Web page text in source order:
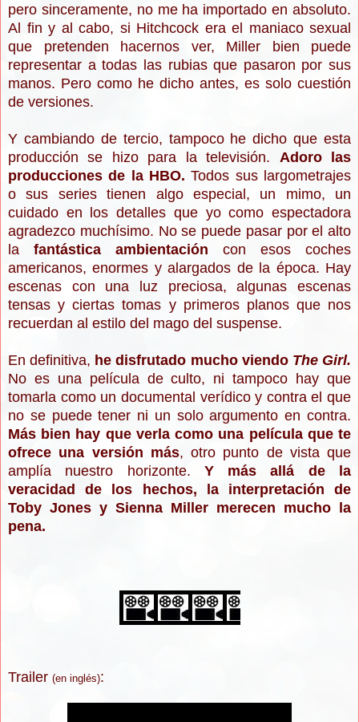
pero sinceramente, no me ha importado en absoluto.
Al fin y al cabo, si Hitchcock era el maniaco sexual
que pretenden hacernos ver, Miller bien puede
representar a todas las rubias que pasaron por sus
manos. Pero como he dicho antes, es solo cuestión
de versiones.
Y cambiando de tercio, tampoco he dicho que esta
producción se hizo para la televisión. Adoro las
producciones de la HBO.Todos sus largometrajes
o sus series tienen algo especial, un mimo, un
cuidado en los detalles que yo como espectadora
agradezco muchísimo. No se puede pasar por el alto
la fantástica ambientación con esos coches
americanos, enormes y alargados de la época. Hay
escenas con una luz preciosa, algunas escenas
tensas y ciertas tomas y primeros planos que nos
recuerdan al estilo del mago del suspense.
En definitiva, he disfrutado mucho viendo The Girl.
No es una película de culto, ni tampoco hay que
tomarla como un documental verídico y contra el que
no se puede tener ni un solo argumento en contra.
Más bien hay que verla como una película que te
ofrece una versión más, otro punto de vista que
amplía nuestro horizonte. Y más allá de la
veracidad de los hechos, la interpretación de
Toby Jones y Sienna Miller merecen mucho la
pena.
Trailer (en ingl és):